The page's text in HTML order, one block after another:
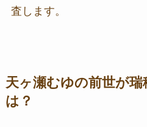
査します。
天ヶ瀬むゆの前世が
は？